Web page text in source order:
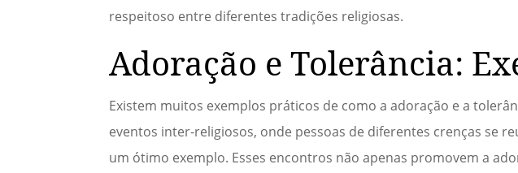
respeitoso entre diferentes tradições religiosas.
Adoração e Tolerância:
Existem muitos exemplos práticos de como a adoração e a
eventos inter-religiosos, onde pessoas de diferentes crenças se
um ótimo exemplo. Esses encontros não apenas promovem a